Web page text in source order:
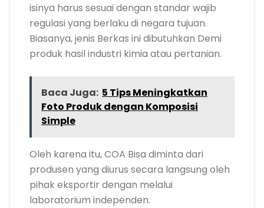
isinya harus sesuai dengan standar wajib
regulasi yang berlaku di negara tujuan.
Biasanya, jenis Berkas ini dibutuhkan Demi
produk hasil industri kimia atau pertanian.
Baca Juga: 5 Tips Meningkatkan
Foto Produk dengan Komposisi
Simple
Oleh karena itu, COA Bisa diminta dari
produsen yang diurus secara langsung oleh
pihak eksportir dengan melalui
laboratorium independen.